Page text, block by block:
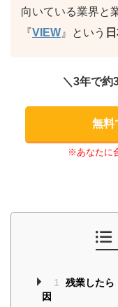
向いている業界と
『VIEW 』という
＼3年で約
無料
※あなたに
1
残業したら
因